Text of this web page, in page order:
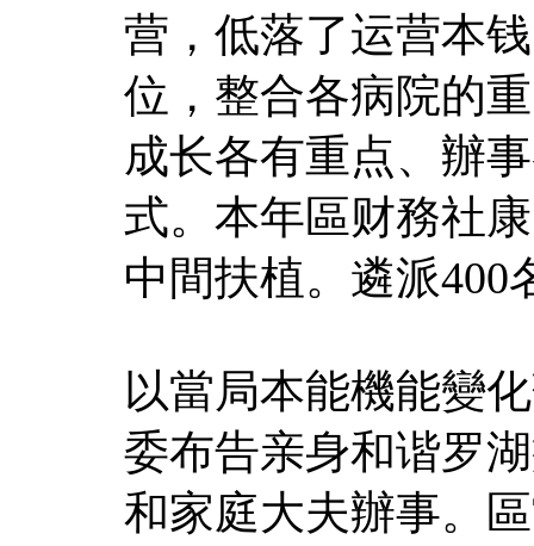
营，低落了运营本
位，整合各病院的
成长各有重点、辦
式。本年區财務社
中間扶植。遴派400
以當局本能機能變
委布告亲身和谐罗
和家庭大夫辦事。